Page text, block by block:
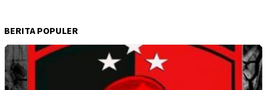
BERITA POPULER